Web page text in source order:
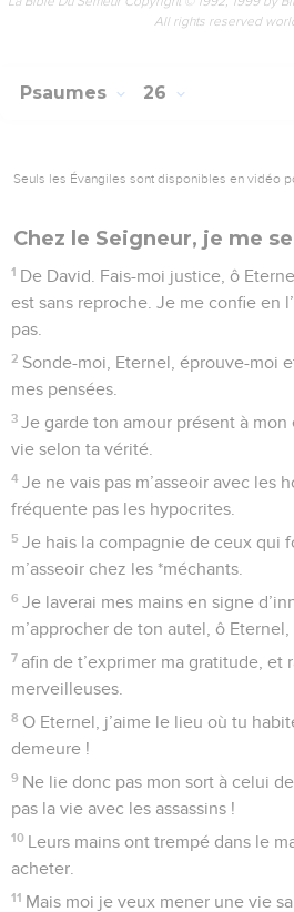
All rights reserved
Psaumes 26
Seuls les Évangiles sont disponibles en vidéo
Chez le Seigneur, je me
1 De David. Fais-moi justice, ô
est sans reproche. Je me confie en
pas.
2 Sonde-moi, Eternel, éprouve-moi
mes pensées.
3 Je garde ton amour présent à
vie selon ta vérité.
4 Je ne vais pas m’asseoir avec les
fréquente pas les hypocrites.
5 Je hais la compagnie de ceux qui
m’asseoir chez les *méchants.
6 Je laverai mes mains en signe
m’approcher de ton autel, ô Eternel,
7 afin de t’exprimer ma gratitude,
merveilleuses.
8 O Eternel, j’aime le lieu où tu
demeure !
9 Ne lie donc pas mon sort à celui
pas la vie avec les assassins !
10 Leurs mains ont trempé dans le
acheter.
11 Mais moi je veux mener une vie